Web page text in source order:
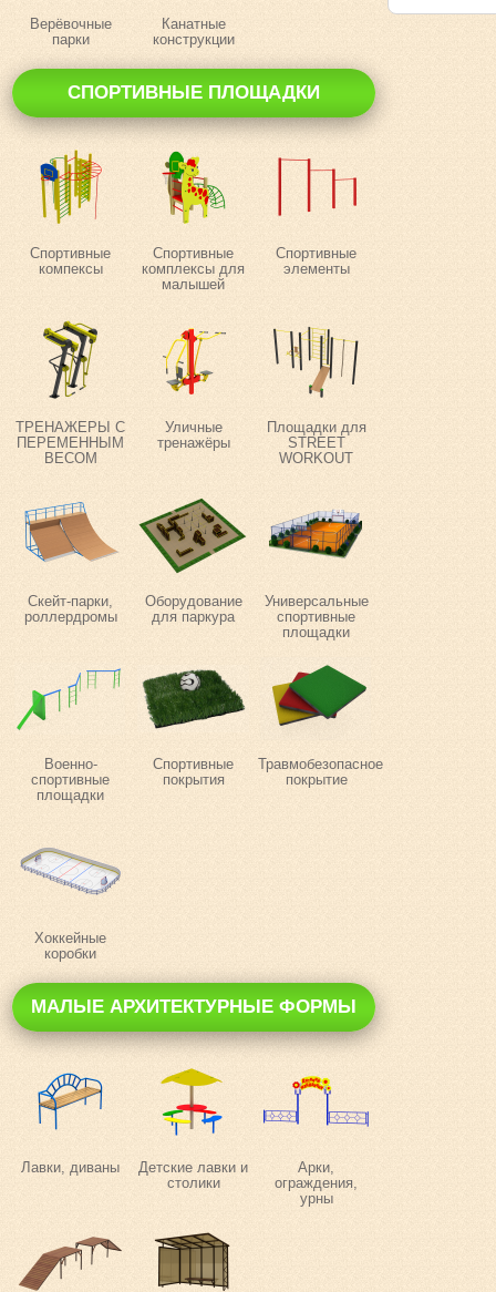
Верёвочные
парки
Канатные
конструкции
СПОРТИВНЫЕ ПЛОЩАДКИ
Спортивные
компексы
Спортивные
комплексы для
малышей
Спортивные
элементы
ТРЕНАЖЕРЫ С
ПЕРЕМЕННЫМ
ВЕСОМ
Уличные
тренажёры
Площадки для
STREET
WORKOUT
Скейт-парки,
роллердромы
Оборудование
для паркура
Универсальные
спортивные
площадки
Военно-
спортивные
площадки
Спортивные
покрытия
Травмобезопасное
покрытие
Хоккейные
коробки
МАЛЫЕ АРХИТЕКТУРНЫЕ ФОРМЫ
Лавки, диваны
Детские лавки и
столики
Арки,
ограждения,
урны